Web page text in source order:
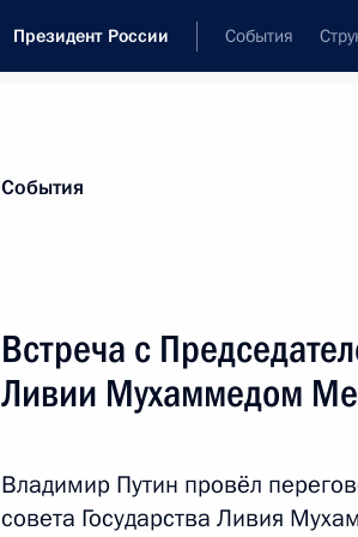
Президент России События
Россией и Венгрией о
финансирования строительства
События
Встреча с
Ливии Мухаммедом
Владимир Путин провёл
совета Государства Ливия